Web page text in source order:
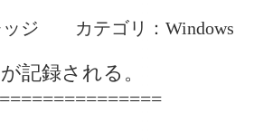
ッジ カテゴリ：Windows
記録される。